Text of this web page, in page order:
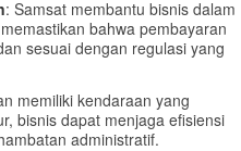
: Samsat membantu bisnis dalam
bahwa pembayaran
sesuai dengan regulasi yang
memiliki kendaraan yang
bisnis dapat menjaga efisiensi
administratif.